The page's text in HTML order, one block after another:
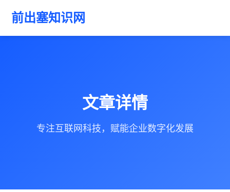
前出塞知识网
文章详情
专注互联网科技，赋能企业数字化发展